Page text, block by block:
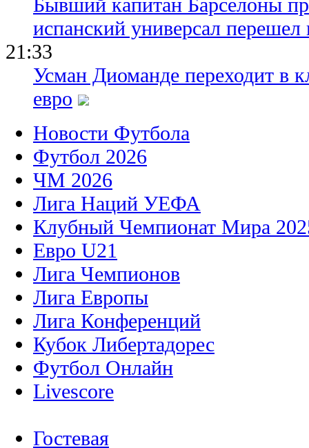
испанский универсал перешел
21:33
Усман Диоманде переходит в
евро
Новости Футбола
Футбол 2026
ЧМ 2026
Лига Наций УЕФА
Клубный Чемпионат Мира
Евро U21
Лига Чемпионов
Лига Европы
Лига Конференций
Кубок Либертадорес
Футбол Онлайн
Livescore
Гостевая